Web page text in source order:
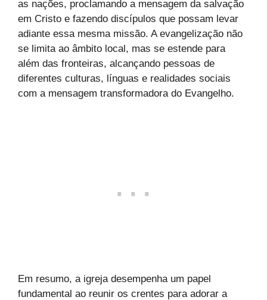
as nações, proclamando a mensagem da salvação
em Cristo e fazendo discípulos que possam levar
adiante essa mesma missão. A evangelização não
se limita ao âmbito local, mas se estende para
além das fronteiras, alcançando pessoas de
diferentes culturas, línguas e realidades sociais
com a mensagem transformadora do Evangelho.
Em resumo, a igreja desempenha um papel
fundamental ao reunir os crentes para adorar a